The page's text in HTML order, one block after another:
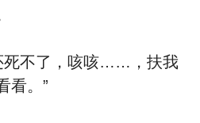
不了，咳咳……，扶我
看。”